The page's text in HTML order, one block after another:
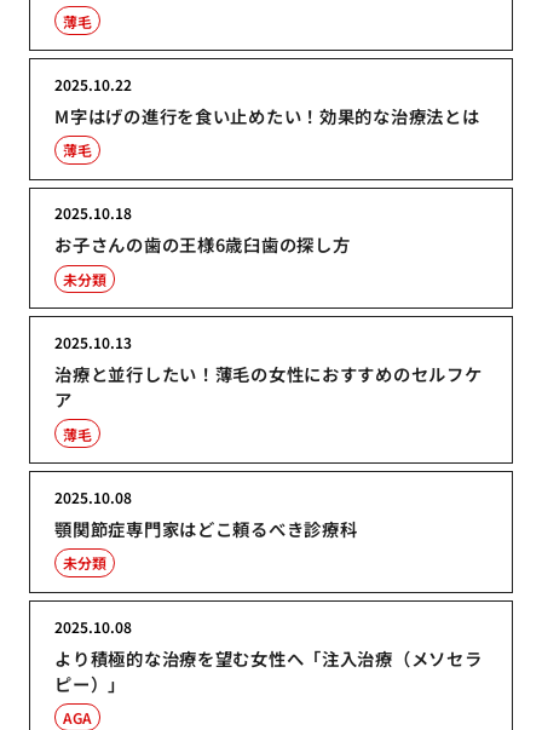
薄毛
M字はげの進行を食い止めたい！効果的な治療法とは
2025.10.22
薄毛
お子さんの歯の王様6歳臼歯の探し方
2025.10.18
未分類
治療と並行したい！薄毛の女性におすすめのセルフケ
ア
2025.10.13
薄毛
顎関節症専門家はどこ頼るべき診療科
2025.10.08
未分類
より積極的な治療を望む女性へ「注入治療（メソセラ
ピー）」
2025.10.08
AGA